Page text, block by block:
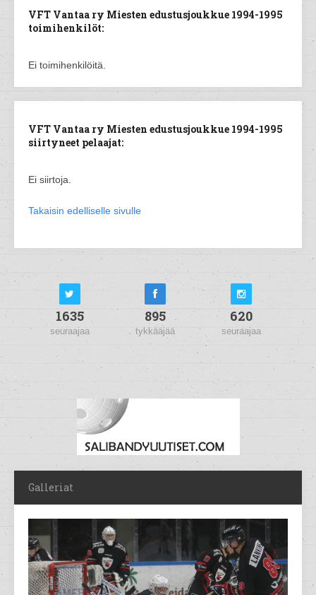
VFT Vantaa ry Miesten edustusjoukkue 1994-1995
toimihenkilöt:
Ei toimihenkilöitä.
VFT Vantaa ry Miesten edustusjoukkue 1994-1995
siirtyneet pelaajat:
Ei siirtoja.
Takaisin edelliselle sivulle
1635
seuraajaa
895
tykkääjää
620
seuraajaa
Galleriat